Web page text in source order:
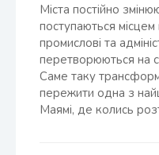
Міста постійно
поступаються
промислові та
перетворюються на
Саме таку
пережити одна з
Маямі, де колись